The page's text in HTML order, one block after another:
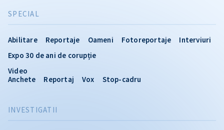
INVESTIGATII
SPECIAL
Abilitare Reportaje Oameni Fotoreportaje
Interviuri
Expo 30 de ani de corupție
Video
Anchete
Reportaj Vox Stop-cadru